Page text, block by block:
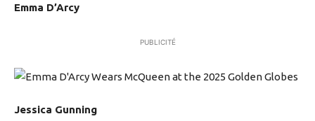
Emma D’Arcy
PUBLICITÉ
Jessica Gunning